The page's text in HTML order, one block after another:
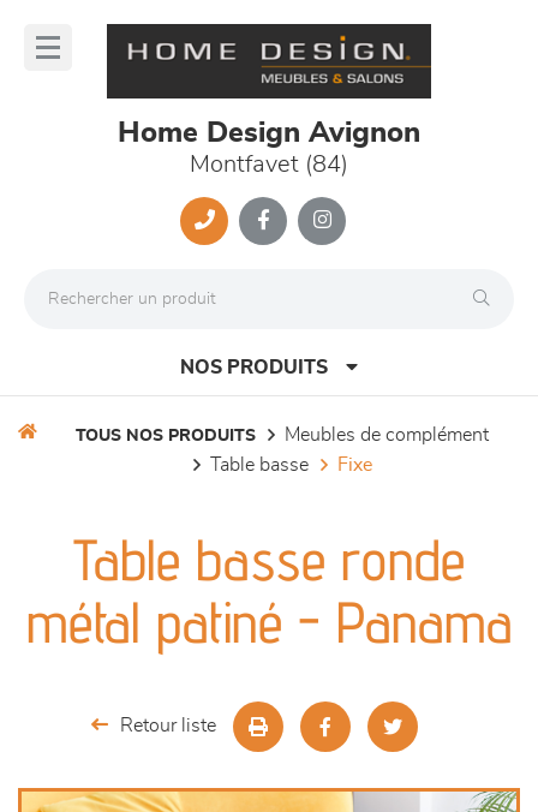
Home Design Avignon
Montfavet (84)
NOS PRODUITS
séjours
meubles de complément
TOUS NOS PRODUITS
meubles de complément
table basse
fixe
Table basse ronde
métal patiné - Panama
Retour liste